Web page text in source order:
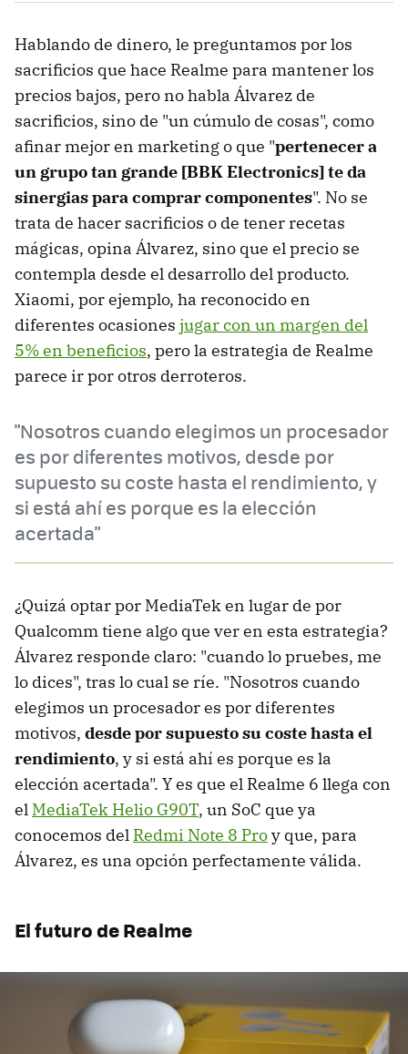
Hablando de dinero, le preguntamos por los
sacrificios que hace Realme para mantener los
precios bajos, pero no habla Álvarez de
sacrificios, sino de "un cúmulo de cosas", como
afinar mejor en marketing o que "pertenecer a
un grupo tan grande [BBK Electronics] te da
sinergias para comprar componentes". No se
trata de hacer sacrificios o de tener recetas
mágicas, opina Álvarez, sino que el precio se
contempla desde el desarrollo del producto.
Xiaomi, por ejemplo, ha reconocido en
diferentes ocasiones jugar con un margen del
5% en beneficios, pero la estrategia de Realme
parece ir por otros derroteros.
"Nosotros cuando elegimos un procesador
es por diferentes motivos, desde por
supuesto su coste hasta el rendimiento, y
si está ahí es porque es la elección
acertada"
¿Quizá optar por MediaTek en lugar de por
Qualcomm tiene algo que ver en esta estrategia?
Álvarez responde claro: "cuando lo pruebes, me
lo dices", tras lo cual se ríe. "Nosotros cuando
elegimos un procesador es por diferentes
motivos, desde por supuesto su coste hasta el
rendimiento, y si está ahí es porque es la
elección acertada". Y es que el Realme 6 llega con
el MediaTek Helio G90T, un SoC que ya
conocemos del Redmi Note 8 Proy que, para
Álvarez, es una opción perfectamente válida.
El futuro de Realme